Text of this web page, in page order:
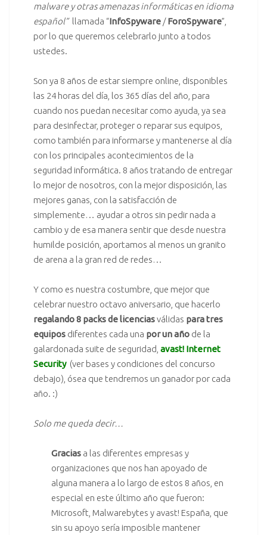
malware y otras amenazas informáticas en idioma
español”llamada “InfoSpyware/ForoSpyware”,
por lo que queremos celebrarlo junto a todos
ustedes.
Son ya 8 años de estar siempre online, disponibles
las 24 horas del día, los 365 días del año, para
cuando nos puedan necesitar como ayuda, ya sea
para desinfectar, proteger o reparar sus equipos,
como también para informarse y mantenerse al día
con los principales acontecimientos de la
seguridad informática. 8 años tratando de entregar
lo mejor de nosotros, con la mejor disposición, las
mejores ganas, con la satisfacción de
simplemente… ayudar a otros sin pedir nada a
cambio y de esa manera sentir que desde nuestra
humilde posición, aportamos al menos un granito
de arena a la gran red de redes…
Y como es nuestra costumbre, que mejor que
celebrar nuestro octavo aniversario, que hacerlo
regalando 8 packs de licenciasválidas para tres
equiposdiferentes cada una por un añode la
galardonada suite de seguridad, avast! Internet
Security (ver bases y condiciones del concurso
debajo), ósea que tendremos un ganador por cada
año. :)
Solo me queda decir…
Graciasa las diferentes empresas y
organizaciones que nos han apoyado de
alguna manera a lo largo de estos 8 años, en
especial en este último año que fueron:
Microsoft Malwarebytes y avast! España , que
sin su apoyo sería imposible mantener